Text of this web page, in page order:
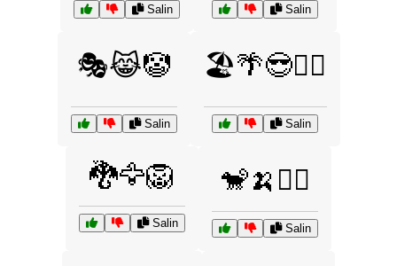
Salin Salin
🎭😹🤡
Salin
🏖️🌴😎🏄‍♂️
Salin
🐉🦅🦁
Salin
🐒🍌🤹‍♂️
Salin